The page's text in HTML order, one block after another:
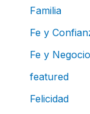
Familia
Fe y
Fe y
featured
Felicidad